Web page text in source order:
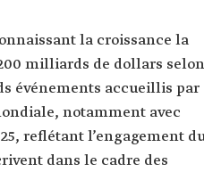
la croissance la
milliards de dollars selon
événements accueillis par
notamment avec
reflétant l’engagement
dans le cadre des